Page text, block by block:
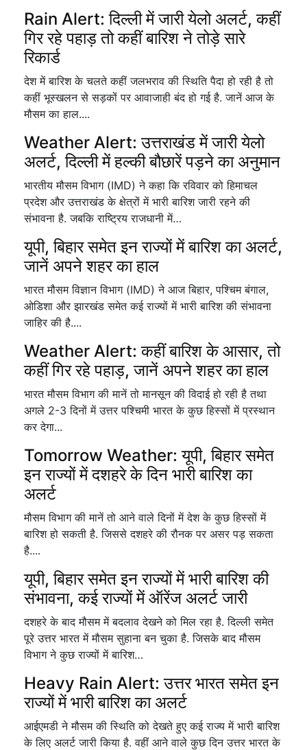
Rain Alert: दिल्ली में जारी येलो अलर्ट, कहीं
गिर रहे पहाड़ तो कहीं बारिश ने तोड़े सारे
रिकार्ड
देश में बारिश के चलते कहीं जलभराव की स्थिति पैदा हो रही है तो
कहीं भूस्खलन से सड़कों पर आवाजाही बंद हो गई है. जानें आज के
मौसम का हाल....
Weather Alert: उत्तराखंड में जारी येलो
अलर्ट, दिल्ली में हल्की बौछारें पड़ने का अनुमान
भारतीय मौसम विभाग (IMD) ने कहा कि रविवार को हिमाचल
प्रदेश और उत्तराखंड के क्षेत्रों में भारी बारिश जारी रहने की
संभावना है. जबकि राष्ट्रिय राजधानी में…
यूपी, बिहार समेत इन राज्यों में बारिश का अलर्ट,
जानें अपने शहर का हाल
भारत मौसम विज्ञान विभाग (IMD) ने आज बिहार, पश्चिम बंगाल,
ओडिशा और झारखंड समेत कई राज्यों में भारी बारिश की संभावना
जाहिर की है....
Weather Alert: कहीं बारिश के आसार, तो
कहीं गिर रहे पहाड़, जानें अपने शहर का हाल
भारत मौसम विभाग की मानें तो मानसून की विदाई हो रही है तथा
अगले 2-3 दिनों में उत्तर पश्चिमी भारत के कुछ हिस्सों में प्रस्थान
कर देगा...
Tomorrow Weather: यूपी, बिहार समेत
इन राज्यों में दशहरे के दिन भारी बारिश का
अलर्ट
मौसम विभाग की मानें तो आने वाले दिनों में देश के कुछ हिस्सों में
बारिश हो सकती है. जिससे दशहरे की रौनक पर असर पड़ सकता
है....
यूपी, बिहार समेत इन राज्यों में भारी बारिश की
संभावना, कई राज्यों में ऑरेंज अलर्ट जारी
दशहरे के बाद मौसम में बदलाव देखने को मिल रहा है. दिल्ली समेत
पूरे उत्तर भारत में मौसम सुहाना बन चुका है. जिसके बाद मौसम
विभाग ने कुछ राज्यों में बारिश…
Heavy Rain Alert: उत्तर भारत समेत इन
राज्यों में भारी बारिश का अलर्ट
आईएमडी ने मौसम की स्थिति को देखते हुए कई राज्य में भारी बारिश
के लिए अलर्ट जारी किया है. वहीं आने वाले कुछ दिन उत्तर भारत के